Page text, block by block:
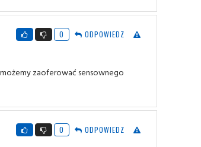
0 ODPOWIEDZ
zaoferować sensownego
0 ODPOWIEDZ